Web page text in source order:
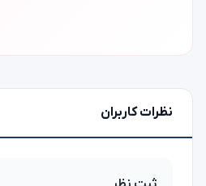
نظرات کاربران